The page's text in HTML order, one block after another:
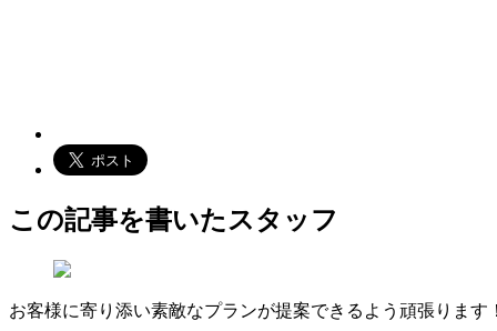
この記事を書いたスタッフ
お客様に寄り添い素敵なプランが提案できるよう頑張ります！